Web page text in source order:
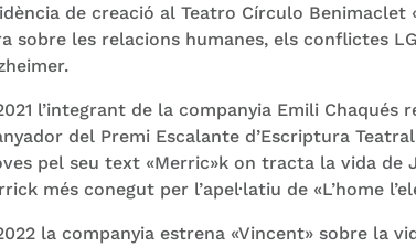
de creació al Teatro Círculo Benimaclet
sobre les relacions humanes, els conflictes
l’integrant de la companyia Emili Chaqués
del Premi Escalante d’Escriptura
pel seu text «Merric»k on tracta la vida de
més conegut per l’apel·latiu de «L’home
la companyia estrena «Vincent» sobre la